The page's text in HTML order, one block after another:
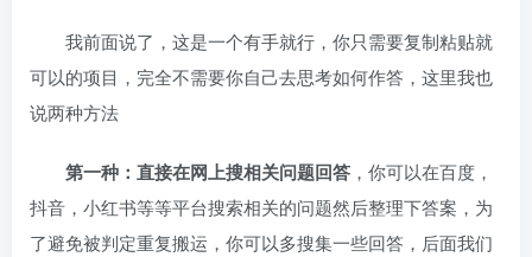
我前面说了，这是一个有手就行，你只需要复制粘贴就
可以的项目，完全不需要你自己去思考如何作答，这里我也
说两种方法
第一种：直接在网上搜相关问题回答 ，你可以在百度，
抖音，小红书等等平台搜索相关的问题然后整理下答案，为
了避免被判定重复搬运，你可以多搜集一些回答，后面我们